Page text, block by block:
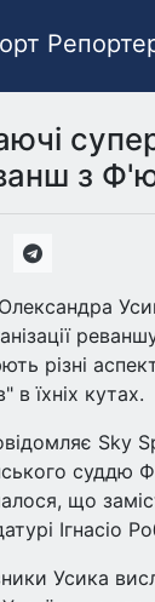
з
різні
в їхніх кутах.
Sky
суддю
що
Ігнасіо
Усика